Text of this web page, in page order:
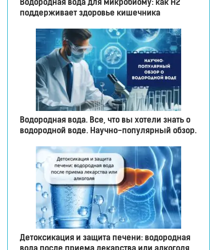
Водородная вода для микробиому: как H2
поддерживает здоровье кишечника
Водородная вода. Все, что вы хотели знать о
водородной воде. Научно-популярный обзор.
Детоксикация и защита печени: водородная